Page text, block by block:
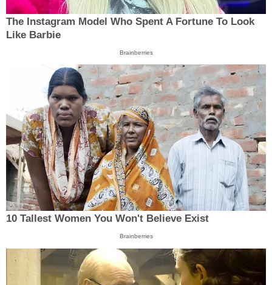
The Instagram Model Who Spent A Fortune To Look
Like Barbie
Brainberries
10 Tallest Women You Won't Believe Exist
Brainberries